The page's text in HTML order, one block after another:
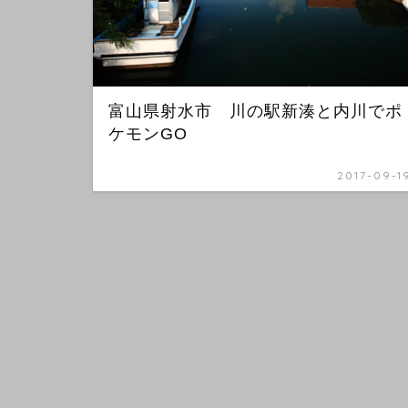
富山県射水市 川の駅新湊と内川でポ
ケモンGO
2017-09-